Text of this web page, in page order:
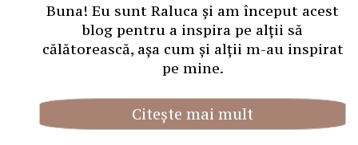
Buna! Eu sunt Raluca și am început acest
blog pentru a inspira pe alții să
călătorească, așa cum și alții m-au inspirat
pe mine.
Citește mai mult